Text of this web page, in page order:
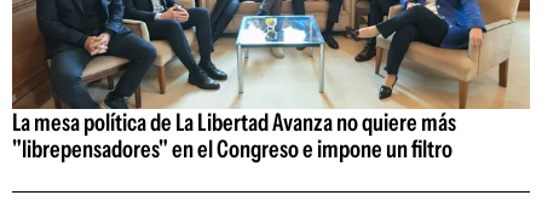
La mesa política de La Libertad Avanza no quiere más
"librepensadores" en el Congreso e impone un filtro